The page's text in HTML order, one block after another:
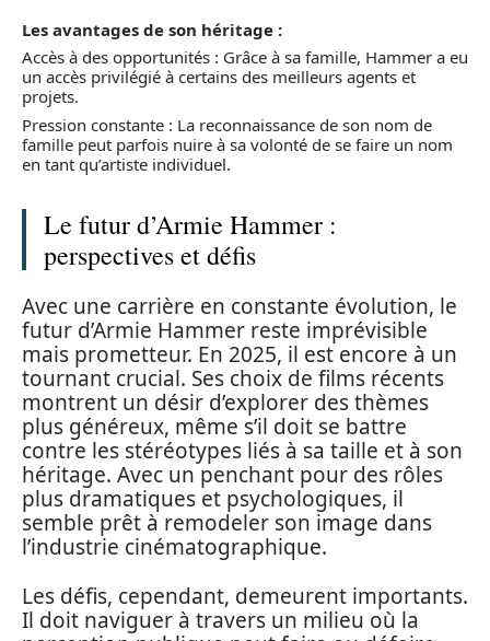
Les avantages de son héritage :
Accès à des opportunités : Grâce à sa famille, Hammer a eu
un accès privilégié à certains des meilleurs agents et
projets.
Pression constante : La reconnaissance de son nom de
famille peut parfois nuire à sa volonté de se faire un nom
en tant qu’artiste individuel.
Le futur d’Armie Hammer :
perspectives et défis
Avec une carrière en constante évolution, le
futur d’Armie Hammer reste imprévisible
mais prometteur. En 2025, il est encore à un
tournant crucial. Ses choix de films récents
montrent un désir d’explorer des thèmes
plus généreux, même s’il doit se battre
contre les stéréotypes liés à sa taille et à son
héritage. Avec un penchant pour des rôles
plus dramatiques et psychologiques, il
semble prêt à remodeler son image dans
l’industrie cinématographique.
Les défis, cependant, demeurent importants.
Il doit naviguer à travers un milieu où la